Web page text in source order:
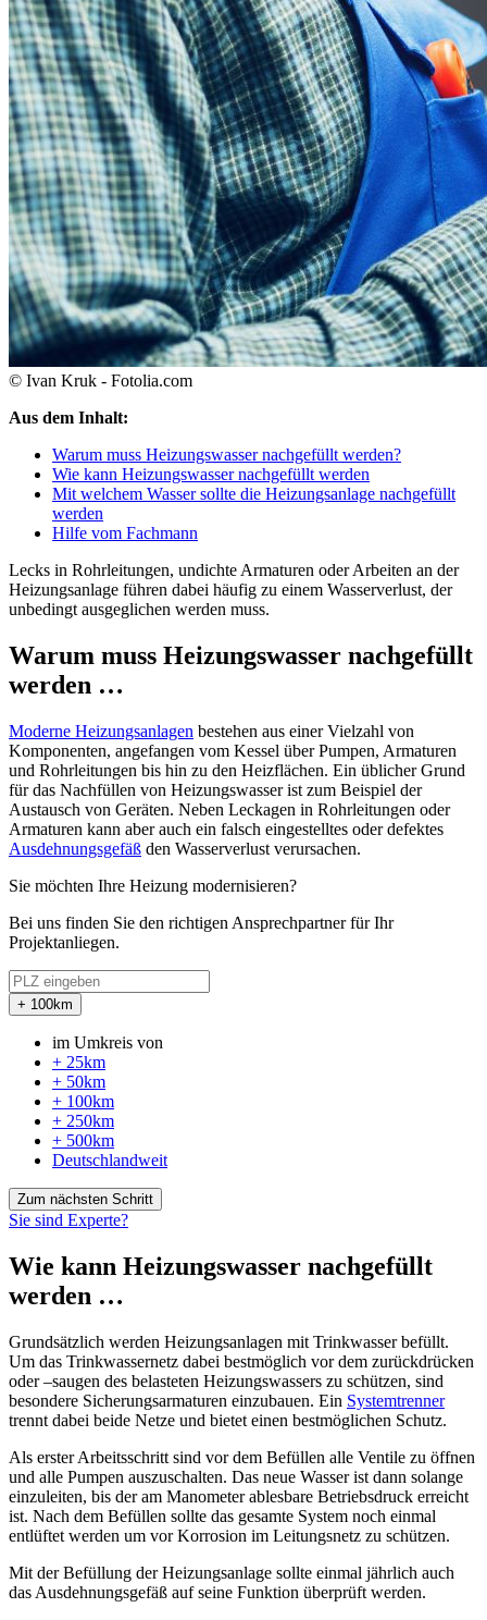
© Ivan Kruk - Fotolia.com
Aus dem Inhalt:
Warum muss Heizungswasser nachgefüllt werden?
Wie kann Heizungswasser nachgefüllt werden
Mit welchem Wasser sollte die Heizungsanlage nachgefüllt
werden
Hilfe vom Fachmann
Lecks in Rohrleitungen, undichte Armaturen oder Arbeiten an der
Heizungsanlage führen dabei häufig zu einem Wasserverlust, der
unbedingt ausgeglichen werden muss.
Warum muss Heizungswasser nachgefüllt
werden …
Moderne Heizungsanlagen bestehen aus einer Vielzahl von
Komponenten, angefangen vom Kessel über Pumpen, Armaturen
und Rohrleitungen bis hin zu den Heizflächen. Ein üblicher Grund
für das Nachfüllen von Heizungswasser ist zum Beispiel der
Austausch von Geräten. Neben Leckagen in Rohrleitungen oder
Armaturen kann aber auch ein falsch eingestelltes oder defektes
Ausdehnungsgefäß den Wasserverlust verursachen.
Sie möchten Ihre Heizung modernisieren?
Bei uns finden Sie den richtigen Ansprechpartner für Ihr
Projektanliegen.
+ 100km
im Umkreis von
+ 25km
+ 50km
+ 100km
+ 250km
+ 500km
Deutschlandweit
Zum nächsten Schritt
Sie sind Experte?
Wie kann Heizungswasser nachgefüllt
werden …
Grundsätzlich werden Heizungsanlagen mit Trinkwasser befüllt.
Um das Trinkwassernetz dabei bestmöglich vor dem zurückdrücken
oder –saugen des belasteten Heizungswassers zu schützen, sind
besondere Sicherungsarmaturen einzubauen. Ein Systemtrenner
trennt dabei beide Netze und bietet einen bestmöglichen Schutz.
Als erster Arbeitsschritt sind vor dem Befüllen alle Ventile zu öffnen
und alle Pumpen auszuschalten. Das neue Wasser ist dann solange
einzuleiten, bis der am Manometerablesbare Betriebsdruck erreicht
ist. Nach dem Befüllen sollte das gesamte System noch einmal
entlüftet werden um vor Korrosion im Leitungsnetz zu schützen.
Mit der Befüllung der Heizungsanlage sollte einmal jährlich auch
das Ausdehnungsgefäß auf seine Funktion überprüft werden.